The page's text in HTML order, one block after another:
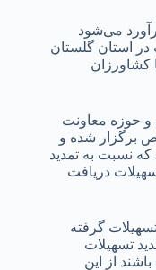
می‌شود
به بخش کشاورزی ۱۳ همت در استان گلستان
کشاورزان
و حوزه معاونت
برگزار شده و
نسبت به تمدید
دریافت
گرفته
تسهیلات
از این